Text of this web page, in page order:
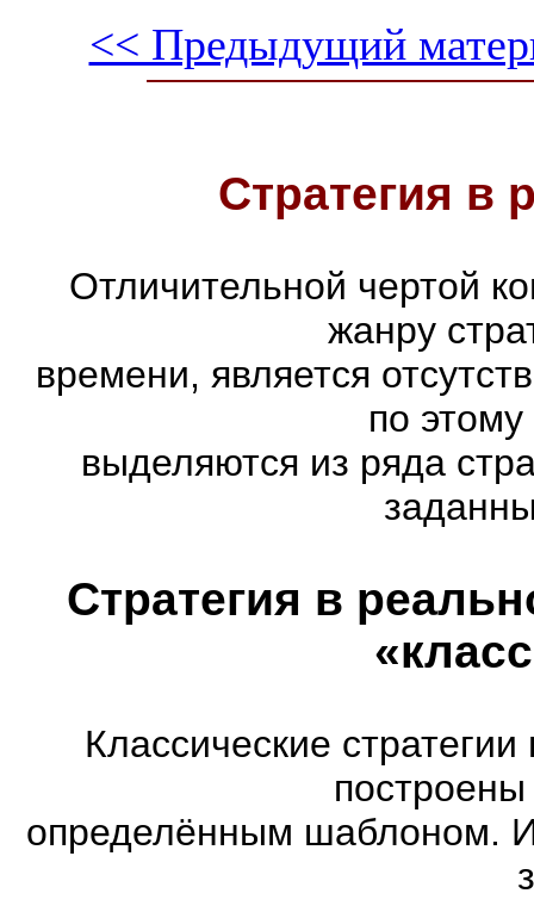
<< Предыдущий
Стратегия в
Отличительной чертой
жанру
времени, является
по
выделяются из ряда
Стратегия в
Классические
построены
определённым шаблоном.